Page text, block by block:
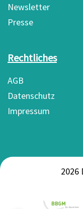
Newsletter
Presse
Rechtliches
AGB
Datenschutz
Impressum
2026